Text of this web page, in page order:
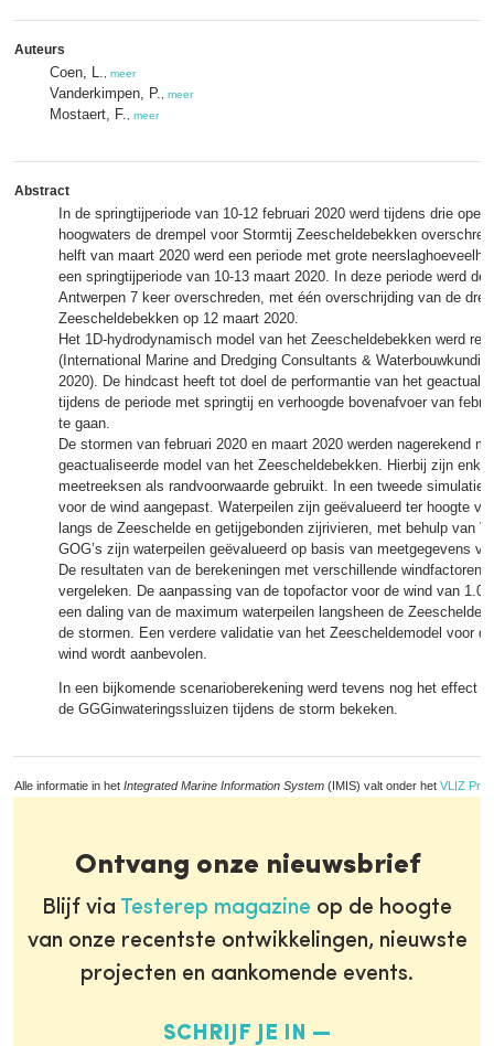
Auteurs
Coen, L. meer
Vanderkimpen, P. meer
Mostaert, F. meer
Abstract
In de springtijperiode van 10-12 februari 2020 werd tijdens drie
hoogwaters de drempel voor Stormtij Zeescheldebekken
helft van maart 2020 werd een periode met grote
een springtijperiode van 10-13 maart 2020. In deze periode werd de
Antwerpen 7 keer overschreden, met één overschrijding van de
Zeescheldebekken op 12 maart 2020.
Het 1D-hydrodynamisch model van het Zeescheldebekken werd
(International Marine and Dredging Consultants & Waterbouwkundig
2020). De hindcast heeft tot doel de performantie van het
tijdens de periode met springtij en verhoogde bovenafvoer van
te gaan.
De stormen van februari 2020 en maart 2020 werden nagerekend
geactualiseerde model van het Zeescheldebekken. Hierbij zijn
meetreeksen als randvoorwaarde gebruikt. In een tweede simulatie
voor de wind aangepast. Waterpeilen zijn geëvalueerd ter hoogte
langs de Zeeschelde en getijgebonden zijrivieren, met behulp van
GOG’s zijn waterpeilen geëvalueerd op basis van meetgegevens
De resultaten van de berekeningen met verschillende windfactoren
vergeleken. De aanpassing van de topofactor voor de wind van 1.0
een daling van de maximum waterpeilen langsheen de Zeeschelde
de stormen. Een verdere validatie van het Zeescheldemodel voor
wind wordt aanbevolen.
In een bijkomende scenarioberekening werd tevens nog het effect
de GGGinwateringssluizen tijdens de storm bekeken.
Alle informatie in het Integrated Marine Information System (IMIS) valt onder het VLIZ
Ontvang onze nieuwsbrief
Blijf via Testerep magazine op de hoogte
van onze recentste ontwikkelingen, nieuwste
projecten en aankomende events.
SCHRIJF JE IN